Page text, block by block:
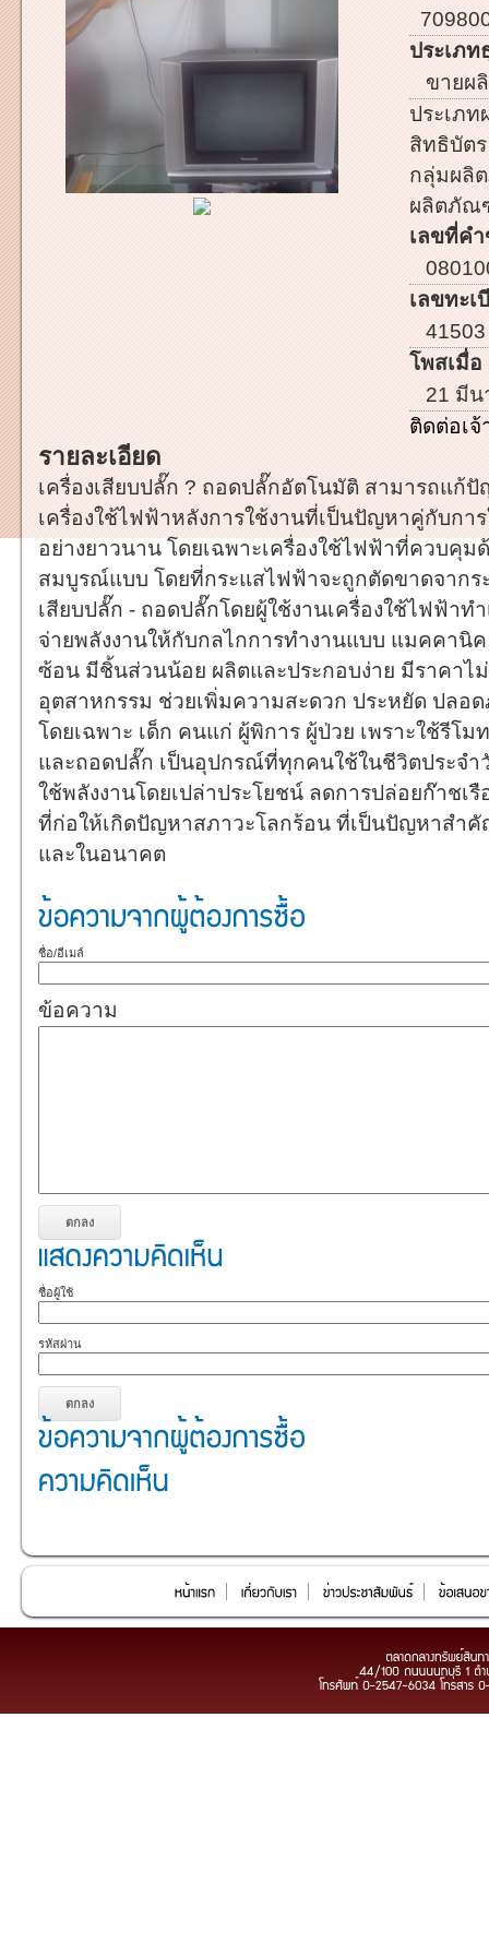
ประเภท
ขายผ
ประเภท
สิทธิบัตร
กลุ่มผลิ
ผลิตภัณ
เลขที่ค
เลขทะเ
41503
โพสเมื่อ
21 มีน
ติดต่อเจ้
รายละเอียด
เครื่องเสียบปลั๊ก ? ถอดปลั๊กอัตโนมัติ สามารถแก้
เครื่องใช้ไฟฟ้าหลังการใช้งานที่เป็นปัญหาคู่กับกา
อย่างยาวนาน โดยเฉพาะเครื่องใช้ไฟฟ้าที่ควบคุม
สมบูรณ์แบบ โดยที่กระแสไฟฟ้าจะถูกตัดขาดจากร
เสียบปลั๊ก - ถอดปลั๊กโดยผู้ใช้งานเครื่องใช้ไฟฟ้าท
จ่ายพลังงานให้กับกลไกการทำงานแบบ แมคคานิ
ซ้อน มีชิ้นส่วนน้อย ผลิตและประกอบง่าย มีราคาไ
อุตสาหกรรม ช่วยเพิ่มความสะดวก ประหยัด ปลอ
โดยเฉพาะ เด็ก คนแก่ ผู้พิการ ผู้ป่วย เพราะใช้รีโ
และถอดปลั๊ก เป็นอุปกรณ์ที่ทุกคนใช้ในชีวิตประจำ
ใช้พลังงานโดยเปล่าประโยชน์ ลดการปล่อยก๊าชเ
ที่ก่อให้เกิดปัญหาสภาวะโลกร้อน ที่เป็นปัญหาสำ
และในอนาคต
ชื่อ/อีเมล์
ข้อความ
ชื่อผู้ใช้
รหัสผ่าน